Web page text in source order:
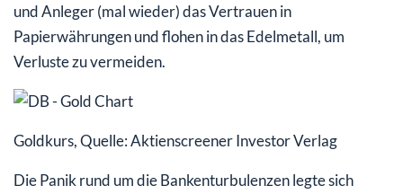
und Anleger (mal wieder) das Vertrauen in
Papierwährungen und flohen in das Edelmetall, um
Verluste zu vermeiden.
Goldkurs, Quelle: Aktienscreener Investor Verlag
Die Panik rund um die Bankenturbulenzen legte sich